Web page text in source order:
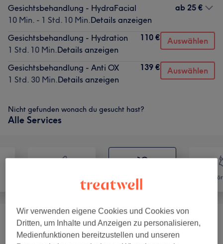
Gesichtsbehandlung - HydraFacial
10 Min. - 1 Std. 10 Min.Details anzeigen
ab 25 €
Gesichtsbehandlung - Hydration
1 Std. 10 Min.Details anzeigen
110 € Auswählen
Gesichtsbehandlung - Anti OX
1 Std. 30 Min.Details anzeigen
139 € Auswählen
Nicht gefunden wonach du gesucht hast?
Alle Services
Gesicht
Onetec ( 3) ab 35 €
Wir verwenden eigene Cookies und Cookies von
Dritten, um Inhalte und Anzeigen zu personalisieren,
Medienfunktionen bereitzustellen und unseren